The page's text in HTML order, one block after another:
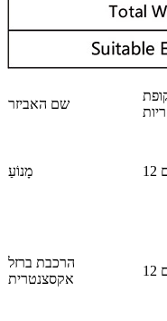
שם האביזר
מָנוֹעַ
הרכבת ברזל
אקסצנטרית